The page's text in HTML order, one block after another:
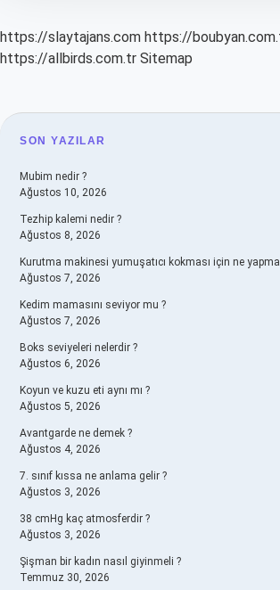
https://slaytajans.com https://
https://allbirds.com.tr Sitemap
SIDEBAR
SON YAZILAR
Mubim nedir ?
Ağustos 10, 2026
Tezhip kalemi nedir ?
Ağustos 8, 2026
Kurutma makinesi yumuşatıcı kokması için ne
Ağustos 7, 2026
Kedim mamasını seviyor mu ?
Ağustos 7, 2026
Boks seviyeleri nelerdir ?
Ağustos 6, 2026
Koyun ve kuzu eti aynı mı ?
Ağustos 5, 2026
Avantgarde ne demek ?
Ağustos 4, 2026
7. sınıf kıssa ne anlama gelir ?
Ağustos 3, 2026
38 cmHg kaç atmosferdir ?
Ağustos 3, 2026
Şişman bir kadın nasıl giyinmeli ?
Temmuz 30, 2026